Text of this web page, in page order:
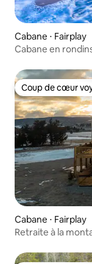
Cabane ⋅ Fairplay
Cabane en
Coup de cœur
Coup de cœur
Cabane ⋅ Fairplay
Retraite à la